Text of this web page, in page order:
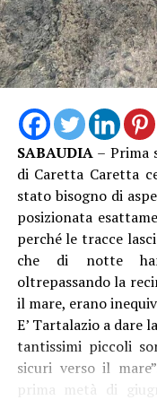
SABAUDIA– Prima
di Caretta Caretta
stato bisogno di
posizionata
perché le tracce
che di notte
oltrepassando la
il mare, erano
E’ Tartalazio a dare
tantissimi piccoli
sicuri verso il
prima metà di